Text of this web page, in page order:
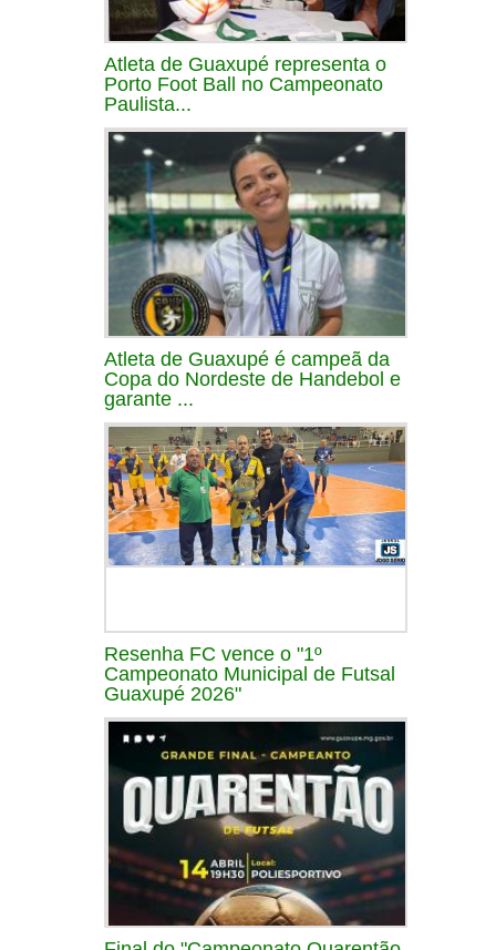
Atleta de Guaxupé representa o
Porto Foot Ball no Campeonato
Paulista...
Atleta de Guaxupé é campeã da
Copa do Nordeste de Handebol e
garante ...
Resenha FC vence o "1º
Campeonato Municipal de Futsal
Guaxupé 2026"